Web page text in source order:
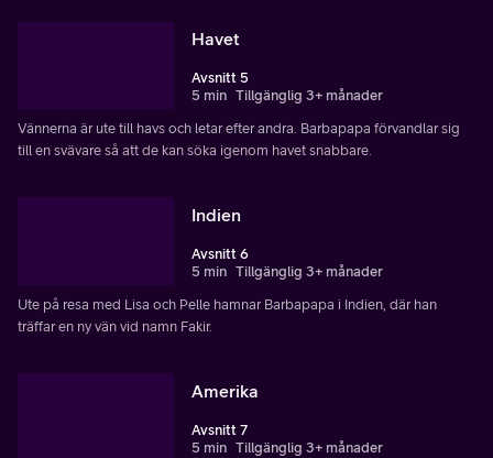
Havet
Avsnitt 5
5 min Tillgänglig 3+ månader
Vännerna är ute till havs och letar efter andra. Barbapapa förvandlar sig
till en svävare så att de kan söka igenom havet snabbare.
Indien
Avsnitt 6
5 min Tillgänglig 3+ månader
Ute på resa med Lisa och Pelle hamnar Barbapapa i Indien, där han
träffar en ny vän vid namn Fakir.
Amerika
Avsnitt 7
5 min Tillgänglig 3+ månader